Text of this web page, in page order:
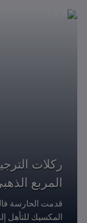
ركلات
المربع
قدمت الحارسة